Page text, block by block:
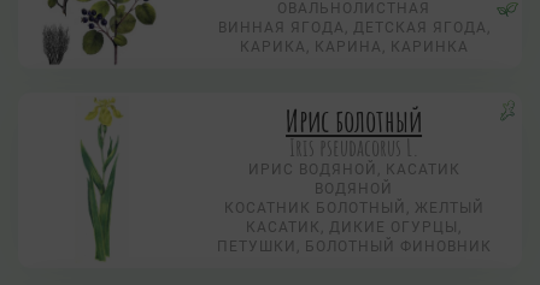
ОВАЛЬНОЛИСТНАЯ
ВИННАЯ ЯГОДА, ДЕТСКАЯ ЯГОДА,
КАРИКА, КАРИНА, КАРИНКА
Ирис болотный
Iris pseudacorus L.
ИРИС ВОДЯНОЙ, КАСАТИК
ВОДЯНОЙ
КОСАТНИК БОЛОТНЫЙ, ЖЕЛТЫЙ
КАСАТИК, ДИКИЕ ОГУРЦЫ,
ПЕТУШКИ, БОЛОТНЫЙ ФИНОВНИК